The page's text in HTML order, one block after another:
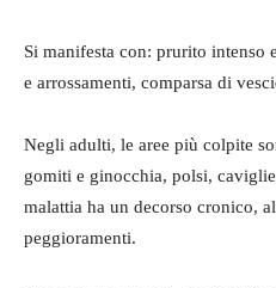
Si manifesta con: prurito intenso
e arrossamenti, comparsa di
Negli adulti, le aree più colpite
gomiti e ginocchia, polsi,
malattia ha un decorso cronico,
peggioramenti.